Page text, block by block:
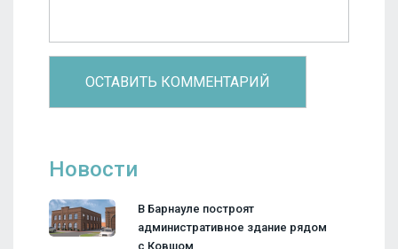
Новости
В Барнауле построят
административное здание рядом
с Ковшом